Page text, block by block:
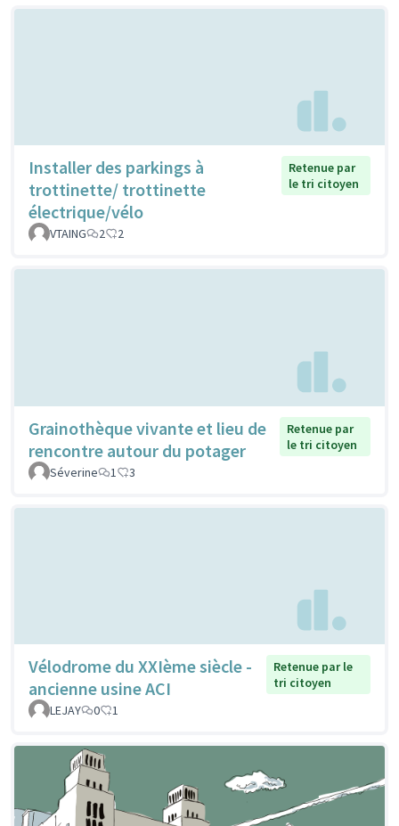
Installer des parkings à
trottinette/ trottinette
électrique/vélo
Retenue par
le tri citoyen
VTAING 2 2
Grainothèque vivante et lieu de
rencontre autour du potager
Retenue par
le tri citoyen
Séverine
1 3
Vélodrome du XXIème siècle -
ancienne usine ACI
Retenue par le
tri citoyen
LEJAY
0 1